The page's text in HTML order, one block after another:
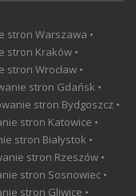
stron Warszawa •
stron Kraków •
Wrocław •
stron Gdańsk •
stron Bydgoszcz •
stron Katowice •
stron Białystok •
stron Rzeszów •
stron Sosnowiec •
stron Gliwice •